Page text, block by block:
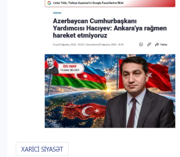
XARICI SIYASƏT